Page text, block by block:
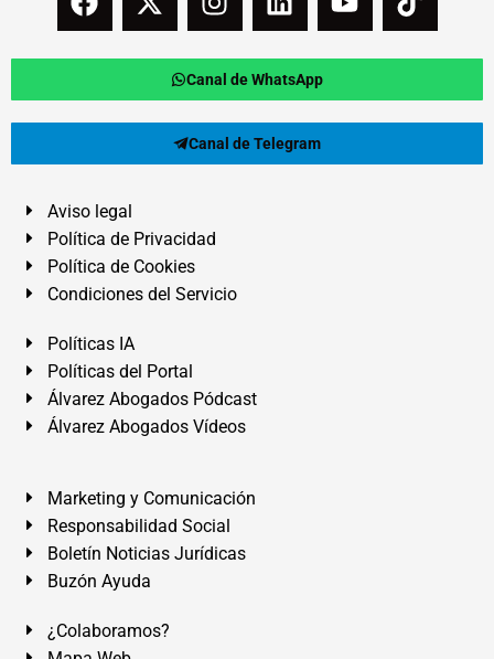
Canal de WhatsApp
Canal de Telegram
Aviso legal
Política de Privacidad
Política de Cookies
Condiciones del Servicio
Políticas IA
Políticas del Portal
Álvarez Abogados Pódcast
Álvarez Abogados Vídeos
Marketing y Comunicación
Responsabilidad Social
Boletín Noticias Jurídicas
Buzón Ayuda
¿Colaboramos?